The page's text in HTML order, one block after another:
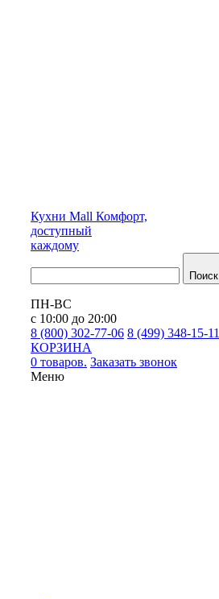
Кухни Mall Комфорт,
доступный
каждому
Поиск
ПН-ВС
с 10:00 до 20:00
8 (800) 302-77-06 8 (499) 348-15-11
КОРЗИНА
0 товаров. Заказать звонок
Меню